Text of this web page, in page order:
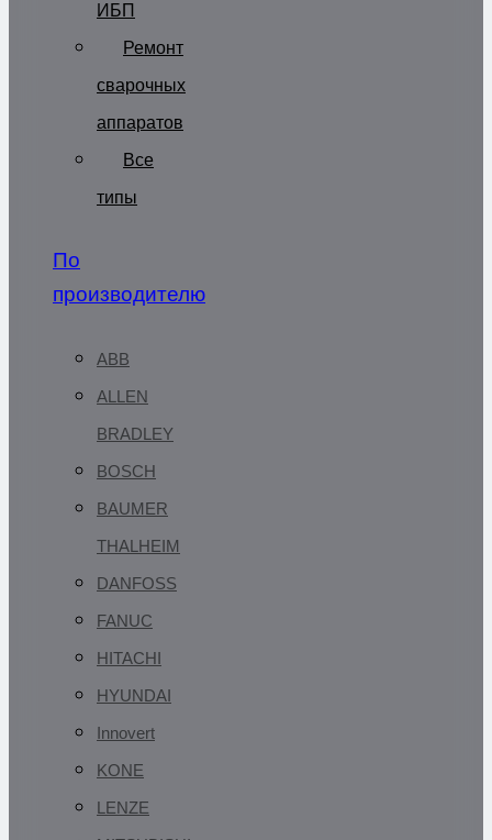
ИБП
Ремонт
сварочных
аппаратов
Все
типы
По
производителю
ABB
ALLEN
BRADLEY
BOSCH
BAUMER
THALHEIM
DANFOSS
FANUC
HITACHI
HYUNDAI
Innovert
KONE
LENZE